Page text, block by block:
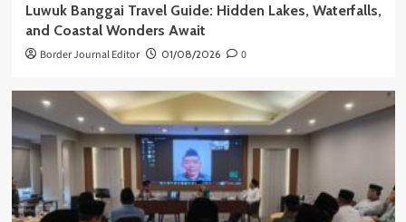
Luwuk Banggai Travel Guide: Hidden Lakes, Waterfalls,
and Coastal Wonders Await
Border Journal Editor 01/08/2026 0